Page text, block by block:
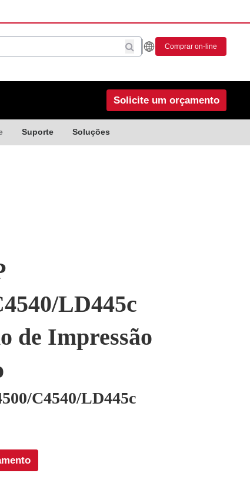
Comprar on-line
Solicite um orçamento
Suporte Soluções
LD445c
de Impressão
C4540/LD445c